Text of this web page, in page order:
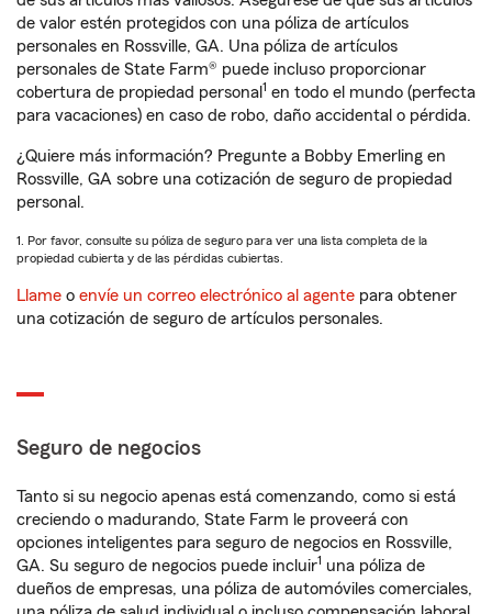
de valor estén protegidos con una póliza de artículos
personales en Rossville, GA. Una póliza de artículos
personales de State Farm® puede incluso proporcionar
cobertura de propiedad personal 1 en todo el mundo (perfecta
para vacaciones) en caso de robo, daño accidental o pérdida.
¿Quiere más información? Pregunte a Bobby Emerling en
Rossville, GA sobre una cotización de seguro de propiedad
personal.
1. Por favor, consulte su póliza de seguro para ver una lista completa de la
propiedad cubierta y de las pérdidas cubiertas.
Llame o envíe un correo electrónico al agente para obtener
una cotización de seguro de artículos personales.
Seguro de negocios
Tanto si su negocio apenas está comenzando, como si está
creciendo o madurando, State Farm le proveerá con
opciones inteligentes para seguro de negocios en Rossville,
GA. Su seguro de negocios puede incluir1 una póliza de
dueños de empresas, una póliza de automóviles comerciales,